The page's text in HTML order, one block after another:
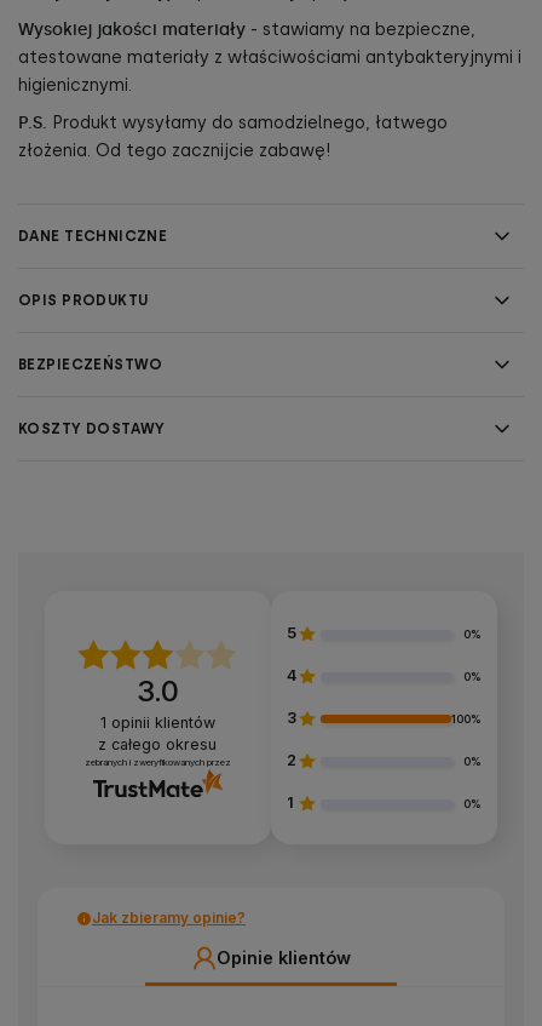
Wysokiej jakości materiały - stawiamy na bezpieczne,
atestowane materiały z właściwościami antybakteryjnymi i
higienicznymi.
P.S. Produkt wysyłamy do samodzielnego, łatwego
złożenia. Od tego zacznijcie zabawę!
DANE TECHNICZNE
OPIS PRODUKTU
BEZPIECZEŃSTWO
KOSZTY DOSTAWY
3.0
1 opinii klientów
z całego okresu
zebranych i zweryfikowanych przez
5 0%
4 0%
3 100%
2 0%
1 0%
Jak zbieramy opinie?
Opinie klientów